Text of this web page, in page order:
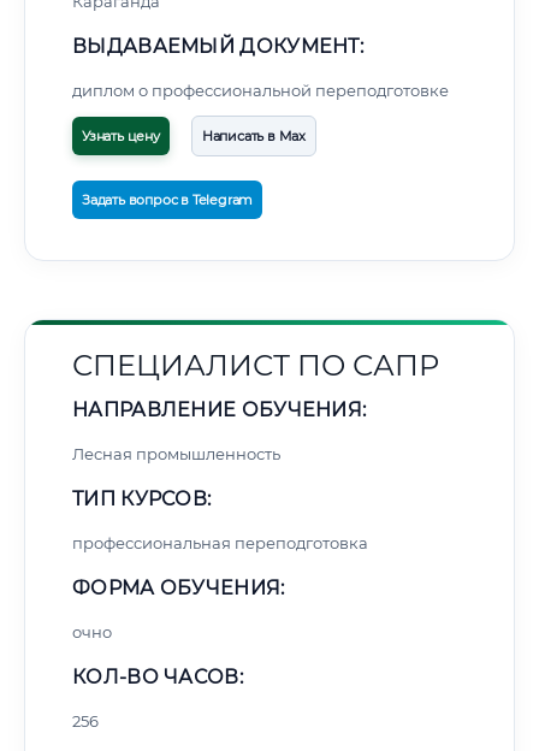
ВЫДАВАЕМЫЙ ДОКУМЕНТ:
диплом о профессиональной переподготовке
Узнать цену Написать в Max
Задать вопрос в Telegram
СПЕЦИАЛИСТ ПО САПР
НАПРАВЛЕНИЕ ОБУЧЕНИЯ:
Лесная промышленность
ТИП КУРСОВ:
профессиональная переподготовка
ФОРМА ОБУЧЕНИЯ:
очно
КОЛ-ВО ЧАСОВ:
256